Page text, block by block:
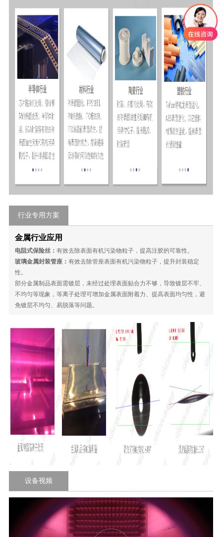
行业专用方案
金属行业应用
电阻式保险丝： 有效去除表面有机污染物粒子，提高注胶的可靠性。
玻璃金属封装管座： 有效去除管座表面有机污染物粒子，提升封装稳定
性。
部分金属制品表面需镀层，未经过处理表面贴合力不够，导致镀层不牢、
不均匀等现象，等离子处理可增加金属表面附着力、提高表面均匀性，避
免镀层不均匀、易脱落等问题。
设备视频